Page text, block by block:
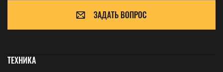
ЗАДАТЬ ВОПРОС
ТЕХНИКА